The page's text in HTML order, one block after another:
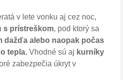
v lete vonku aj cez noc,
s prístreškom, pod ktorý sa
dažďa alebo naopak počas
tepla. Vhodné sú aj kurníky
zabezpečia úkryt v